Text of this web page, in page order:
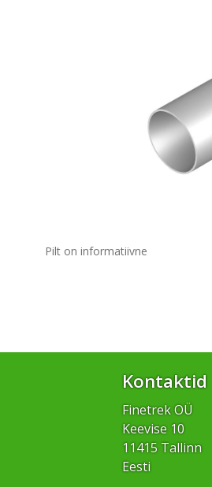
Pilt on informatiivne
Kontaktid
Finetrek OÜ
Keevise 10
11415 Tallinn
Eesti